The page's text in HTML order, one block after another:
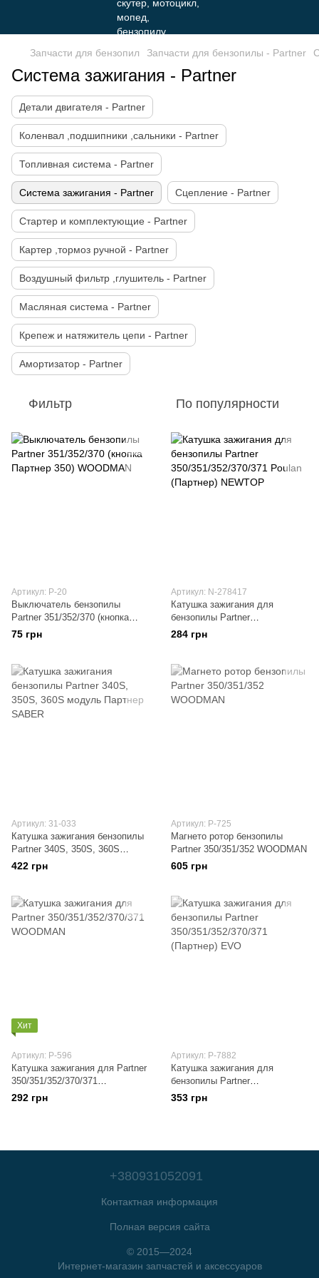
Запчасти для бензопил Запчасти для бензопилы - Partner
Система зажигания - Partner
Детали двигателя - Partner
Коленвал ,подшипники ,сальники - Partner
Топливная система - Partner
Система зажигания - Partner Сцепление - Partner
Стартер и комплектующие - Partner
Картер ,тормоз ручной - Partner
Воздушный фильтр ,глушитель - Partner
Масляная система - Partner
Крепеж и натяжитель цепи - Partner
Амортизатор - Partner
Фильтр По популярности
Артикул: P-20
Выключатель бензопилы
Partner 351/352/370 (кнопка
Партнер 350) WOODMAN
75 грн
Артикул: N-278417
Катушка зажигания для
бензопилы Partner
350/351/352/370/371 Poulan
(Партнер) NEWTOP
284 грн
Артикул: 31-033
Катушка зажигания бензопилы
Partner 340S, 350S, 360S
модуль Партнер SABER
422 грн
Артикул: P-725
Магнето ротор бензопилы
Partner 350/351/352 WOODMAN
605 грн
Хит
Артикул: P-596
Катушка зажигания для Partner
350/351/352/370/371
WOODMAN
292 грн
Артикул: P-7882
Катушка зажигания для
бензопилы Partner
350/351/352/370/371 (Партнер)
353 грн
+380931052091
Контактная информация
Полная версия сайта
© 2015—2024
Интернет-магазин запчастей и аксессуаров